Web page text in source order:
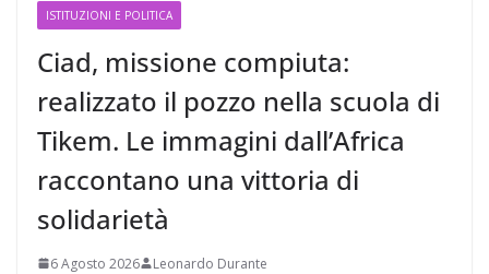
ISTITUZIONI E POLITICA
Ciad, missione compiuta:
realizzato il pozzo nella scuola di
Tikem. Le immagini dall’Africa
raccontano una vittoria di
solidarietà
6 Agosto 2026 Leonardo Durante